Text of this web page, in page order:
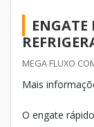
MEGA FLUXO
Mais
O engate